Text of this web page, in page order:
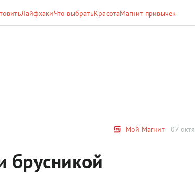
ЛайфхакиЧто выбратьКрасотаМагнит привычек
Мой Магнит 07
брусникой